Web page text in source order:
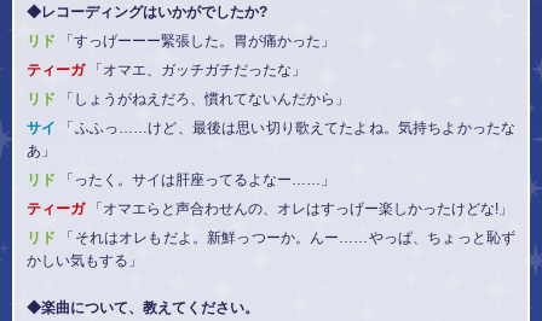
◆レコーディングはいかがでしたか?
リド
「すっげーーー緊張した。胃が痛かった」
ティーガ
「オマエ、ガッチガチだったな」
リド
「しょうがねえだろ、慣れてないんだから」
サイ 「ふふっ……けど、最後は思い切り歌えてたよね。気持ちよかったな
あ」
リド
「ったく。サイは肝座ってるよなー……」
ティーガ
「オマエらと声合わせんの、オレはすっげー楽しかったけどな!」
リド
「それはオレもだよ。新鮮っつーか。んー……やっぱ、ちょっと恥ず
かしい気もする」
◆楽曲について、教えてください。